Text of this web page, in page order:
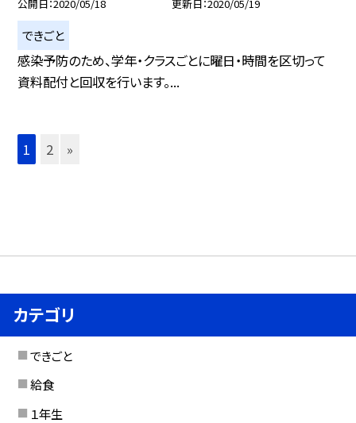
公開日 2020/05/18 更新日 2020/05/19
できごと
感染予防のため、学年・クラスごとに曜日・時間を区切って
資料配付と回収を行います。...
1 2 »
カテゴリ
できごと
給食
１年生